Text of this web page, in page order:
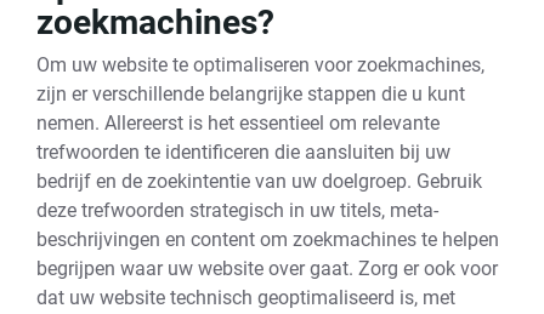
zoekmachines?
Om uw website te optimaliseren voor zoekmachines,
zijn er verschillende belangrijke stappen die u kunt
nemen. Allereerst is het essentieel om relevante
trefwoorden te identificeren die aansluiten bij uw
bedrijf en de zoekintentie van uw doelgroep. Gebruik
deze trefwoorden strategisch in uw titels, meta-
beschrijvingen en content om zoekmachines te helpen
begrijpen waar uw website over gaat. Zorg er ook voor
dat uw website technisch geoptimaliseerd is, met